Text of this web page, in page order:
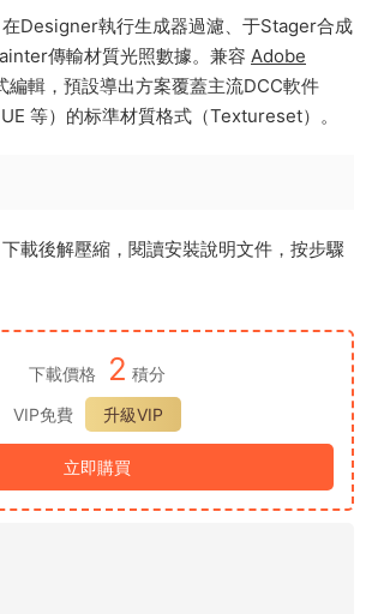
Designer執行生成器過濾、于Stager合成
傳輸材質光照數據。兼容 Adobe
編輯，預設導出方案覆蓋主流DCC軟件
等）的标準材質格式（Textureset）。
載後解壓縮，閱讀安裝說明文件，按步驟
下載價格 2 積分
VIP免費
升級VIP
立即購買